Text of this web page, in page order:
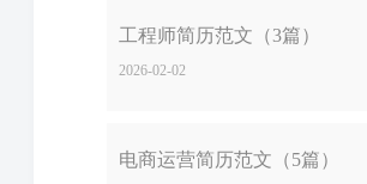
工程师简历范文（3篇）
2026-02-02
电商运营简历范文（5篇）